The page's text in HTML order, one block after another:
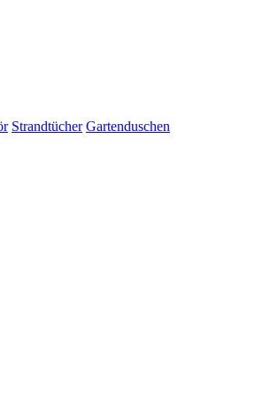
Strandtücher Gartenduschen